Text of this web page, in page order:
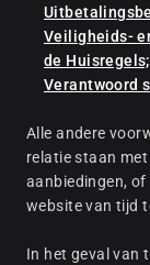
Veiligheids-
de
Verantwoord
Alle andere
relatie staan
aanbiedingen,
website van tijd
In het geval van